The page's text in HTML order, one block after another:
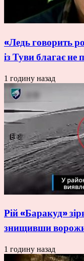
«Ледь говорить
із Туви благає не
1 годину назад
Рій «Баракуд»
знищивши
1 годину назад